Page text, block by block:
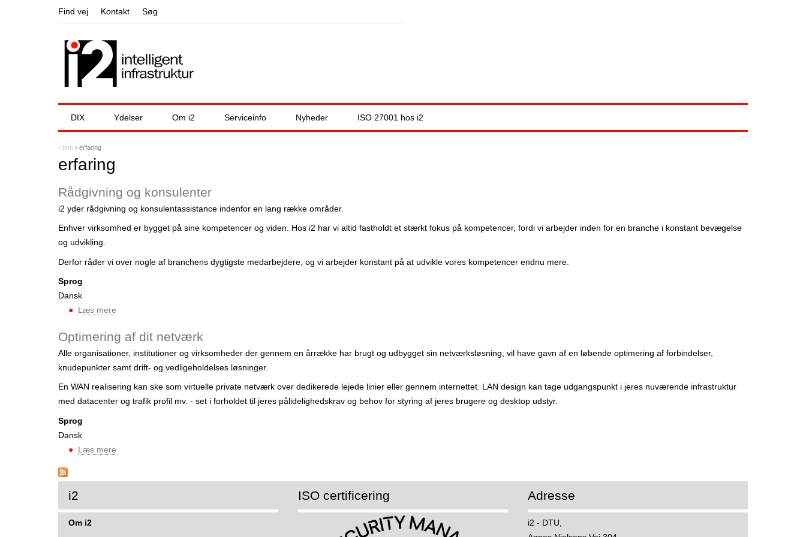
Find vej Kontakt Søg
D
u
e
r
r
Hjem › erfaring
erfaring
Rådgivning og konsulenter
i2 yder rådgivning og konsulentassistance indenfor en lang række områder.
Enhver virksomhed er bygget på sine kompetencer og viden. Hos i2 har vi altid fastholdt et stærkt fokus på kompetencer, fordi vi arbejder inden for en branche i konstant bevægelse
og udvikling.
Derfor råder vi over nogle af branchens dygtigste medarbejdere, og vi arbejder konstant på at udvikle vores kompetencer endnu mere.
Sprog
Dansk
Læs mere
o
R
å
d
g
o
k
Optimering af dit netværk
Alle organisationer, institutioner og virksomheder der gennem en årrække har brugt og udbygget sin netværksløsning, vil have gavn af en løbende optimering af forbindelser,
knudepunkter samt drift- og vedligeholdelses løsninger.
En WAN realisering kan ske som virtuelle private netværk over dedikerede lejede linier eller gennem internettet. LAN design kan tage udgangspunkt i jeres nuværende infrastruktur
med datacenter og trafik profil mv. - set i forholdet til jeres pålidelighedskrav og behov for styring af jeres brugere og desktop udstyr.
Sprog
Dansk
Læs mere
o
DIX Ydelser Om i2 Serviceinfo Nyheder ISO 27001 hos i2
i2
Om i2
ISO certificering Adresse
i2 - DTU,